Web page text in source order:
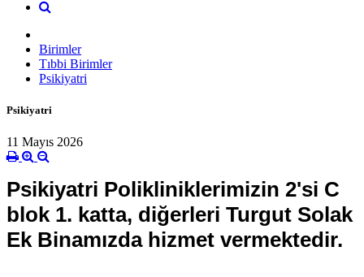
Birimler
Tıbbi Birimler
Psikiyatri
Psikiyatri
11 Mayıs 2026
Psikiyatri Polikliniklerimizin 2'si C
blok 1. katta, diğerleri Turgut Solak
Ek Binamızda hizmet vermektedir.